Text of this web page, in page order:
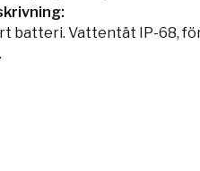
batteri. Vattentät IP-68,